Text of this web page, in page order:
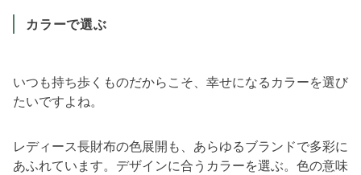
カラーで選ぶ
いつも持ち歩くものだからこそ、幸せになるカラーを選び
たいですよね。
レディース長財布の色展開も、あらゆるブランドで多彩に
あふれています。デザインに合うカラーを選ぶ。色の意味